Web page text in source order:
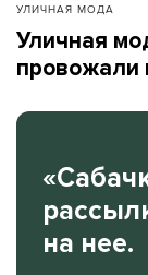
УЛИЧНАЯ МОДА
Уличная
провожали
на нее.